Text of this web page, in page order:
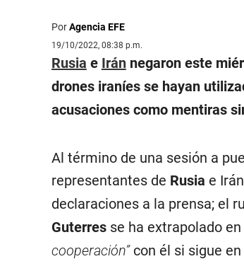
PorAgencia EFE
19/10/2022, 08:38 p.m.
Rusia e Iránnegaron este
drones iraníes se hayan
acusaciones como mentiras
Al término de una sesión a
representantes de Rusia e
declaraciones a la prensa; el
Guterresse ha extrapolado
cooperación”con él si sigue